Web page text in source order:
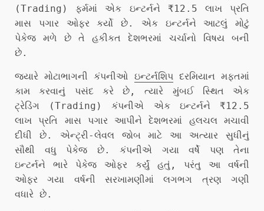
(Trading) ફર્મમાં એક ઇન્ટર્નને ₹12.5 લાખ પ્રતિ
માસ પગાર ઓફર કર્યો છે. એક ઇન્ટર્નને આટલું મોટું
પેકેજ મળે છે તે હકીકત દેશભરમાં ચર્ચાનો વિષય બની
છે.
જ્યારે મોટાભાગની કંપનીઓ ઇન્ટર્નશિપદરમિયાન મફતમાં
કામ કરવાનું પસંદ કરે છે, ત્યારે મુંબઈ સ્થિત એક
ટ્રેડિંગ (Trading) કંપનીએ એક ઇન્ટર્નને ₹12.5
લાખ પ્રતિ માસ પગાર આપીને દેશભરમાં હલચલ મચાવી
દીધી છે. એન્ટ્રી-લેવલ જોબ માટે આ અત્યાર સુધીનું
સૌથી વધુ પેકેજ છે. કંપનીએ ગયા વર્ષે પણ તેના
ઇન્ટર્નને ભારે પેકેજ ઓફર કર્યું હતું, પરંતુ આ વર્ષની
ઓફર ગયા વર્ષની સરખામણીમાં લગભગ ત્રણ ગણી
વધારે છે.